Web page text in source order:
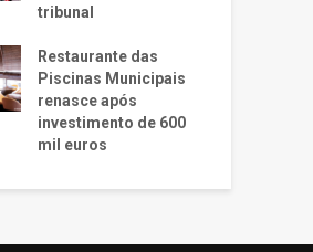
tribunal
Restaurante das
Piscinas Municipais
renasce após
investimento de 600
mil euros